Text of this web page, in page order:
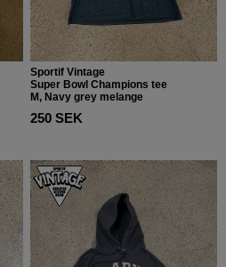
Sportif Vintage
Super Bowl Champions tee
M, Navy grey melange
250 SEK